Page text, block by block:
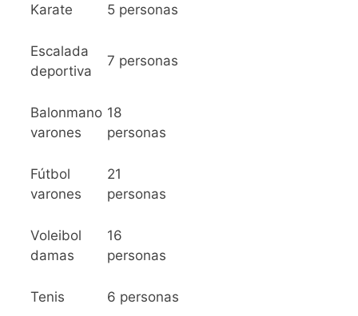
Karate 5 personas
Escalada
deportiva
7 personas
Balonmano
varones
18
personas
Fútbol
varones
21
personas
Voleibol
damas
16
personas
Tenis 6 personas